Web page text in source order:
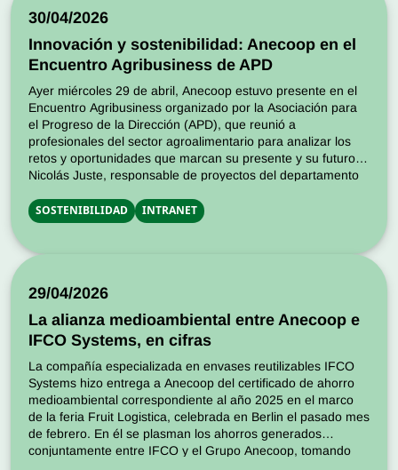
30/04/2026
Innovación y sostenibilidad: Anecoop en el
Encuentro Agribusiness de APD
Ayer miércoles 29 de abril, Anecoop estuvo presente en el
Encuentro Agribusiness organizado por la Asociación para
el Progreso de la Dirección (APD), que reunió a
profesionales del sector agroalimentario para analizar los
retos y oportunidades que marcan su presente y su futuro.
Nicolás Juste, responsable de proyectos del departamento
SOSTENIBILIDAD INTRANET
29/04/2026
La alianza medioambiental entre Anecoop e
IFCO Systems, en cifras
La compañía especializada en envases reutilizables IFCO
Systems hizo entrega a Anecoop del certificado de ahorro
medioambiental correspondiente al año 2025 en el marco
de la feria Fruit Logistica, celebrada en Berlin el pasado mes
de febrero. En él se plasman los ahorros generados
conjuntamente entre IFCO y el Grupo Anecoop, tomando